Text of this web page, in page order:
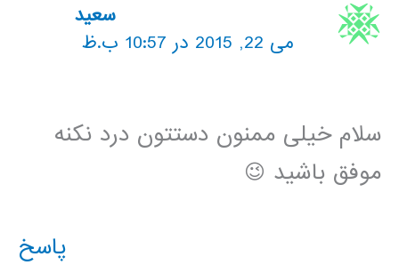
سعید
می 22, 2015 در 10:57 ب.ظ
سلام خیلی ممنون دستتون درد نکنه
موفق باشید 😉
پاسخ